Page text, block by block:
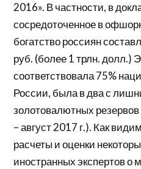
2016». В частности, в
сосредоточенное в
богатство россиян
руб. (более 1 трлн. долл.)
соответствовала 75%
России, была в два с
золотовалютных
– август 2017 г.). Как
расчеты и оценки
иностранных экспертов о